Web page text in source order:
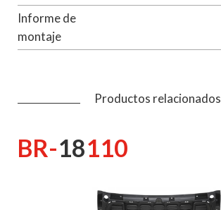
Informe de
montaje
Productos relacionados
BR-18110